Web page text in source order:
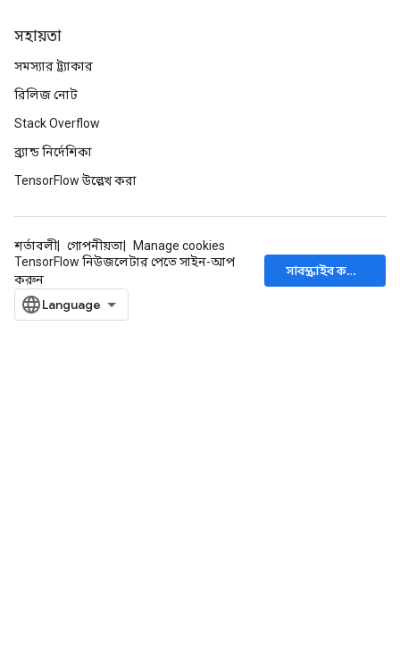
সহায়তা
সমস্যার ট্র্যাকার
রিলিজ নোট
Stack Overflow
ব্র্যান্ড নির্দেশিকা
TensorFlow উল্লেখ করা
শর্তাবলী গোপনীয়তা
Manage cookies
TensorFlow নিউজলেটার পেতে সাইন-আপ
করুন
সাবস্ক্রাইব করুন